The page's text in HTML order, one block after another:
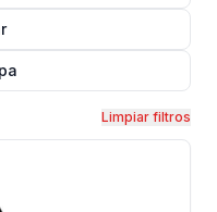
Limpiar filtros